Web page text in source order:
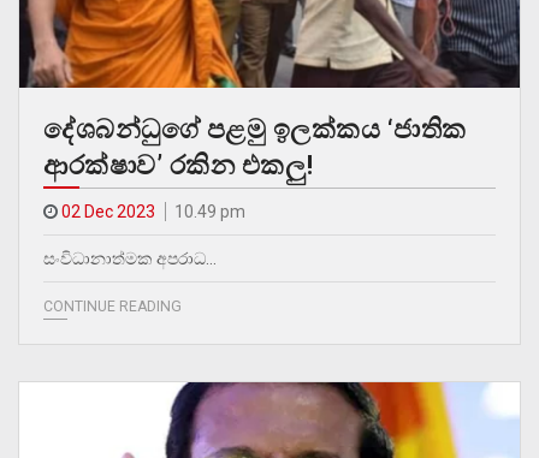
දේශබන්ධුගේ පළමු ඉලක්කය ‘ජාතික
ආරක්ෂාව’ රකින එකලු!
02 Dec 2023 10.49 pm
සංවිධානාත්මක අපරාධ…
CONTINUE READING